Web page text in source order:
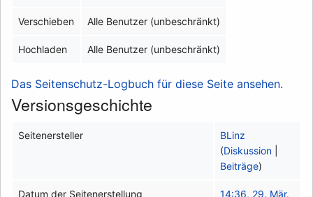
Verschieben Alle Benutzer (unbeschränkt)
Hochladen Alle Benutzer (unbeschränkt)
Das Seitenschutz-Logbuch für diese Seite ansehen.
Versionsgeschichte
Seitenersteller
BLinz
(Diskussion
Beiträge)
Datum der Seitenerstellung
14:36, 29. Mär.